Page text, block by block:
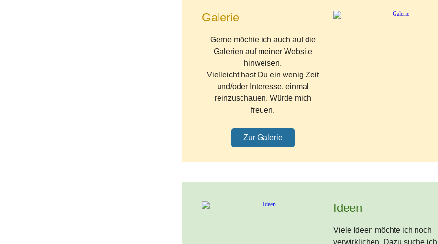
Galerie
Gerne möchte ich auch auf die
Galerien auf meiner Website
hinweisen.
Vielleicht hast Du ein wenig Zeit
und/oder Interesse, einmal
reinzuschauen. Würde mich
freuen.
Zur Galerie
Ideen
Viele Ideen möchte ich noch
verwirklichen. Dazu suche ich